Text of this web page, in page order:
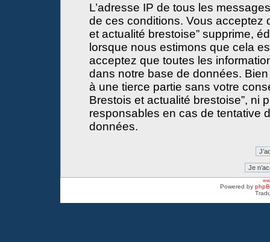
L’adresse IP de tous les
de ces conditions. Vous acceptez
et actualité brestoise” supprime,
lorsque nous estimons que cela
acceptez que toutes les
dans notre base de données.
à une tierce partie sans votre
Brestois et actualité brestoise”, ni
responsables en cas de tentative
données.
Powered by